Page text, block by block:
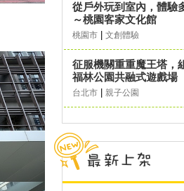
從戶外玩到室內，體驗
～桃園客家文化館
桃園市 文創體驗
征服機關重重魔王塔，
福林公園共融式遊戲場
台北市 親子公園